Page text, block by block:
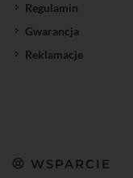
Regulamin
Gwarancja
Reklamacje
WSPARCIE